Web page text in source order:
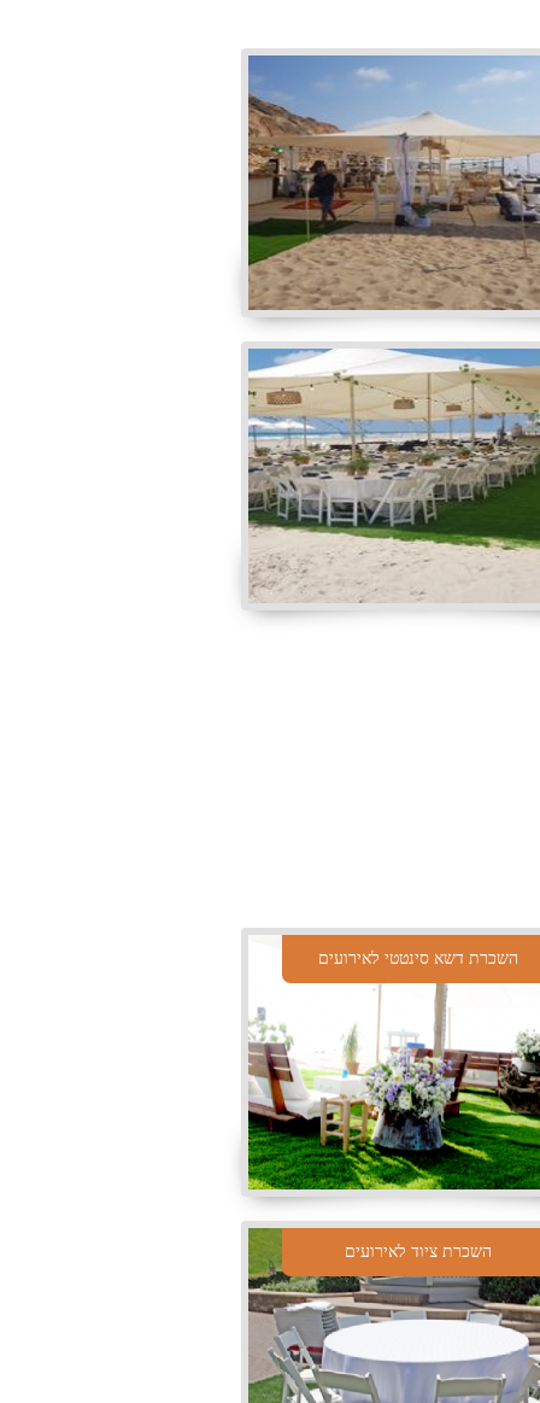
השכרת דשא סינטטי לאירועים
השכרת ציוד לאירועים